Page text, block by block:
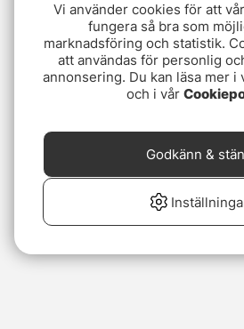
Vi använder cookies för att
fungera så bra som
marknadsföring och statistik.
att användas för personlig
annonsering. Du kan läsa mer i
och i vår
Godkänn &